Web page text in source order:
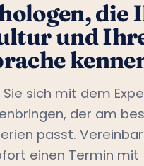
die
und
Sie sich mit dem
der am
passt.
einen Termin mit